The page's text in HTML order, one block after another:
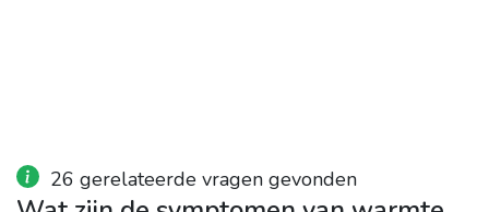
26 gerelateerde vragen gevonden